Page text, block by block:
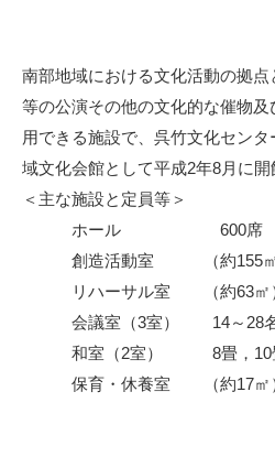
南部地域における文化活動の拠
等の公演その他の文化的な催物及
用できる施設で、呉竹文化セン
域文化会館として平成2年8月に開
＜主な施設と定員等＞
ホール 600席
創造活動室 （約155㎡
リハーサル室 （約63㎡
会議室（3室） 14～28
和室（2室） 8畳，10
保育・休養室 （約17㎡